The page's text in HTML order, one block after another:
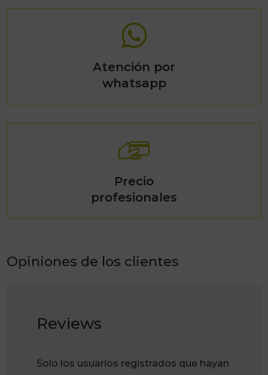
Atención por
whatsapp
Precio
profesionales
Opiniones de los clientes
Reviews
Solo los usuarios registrados que hayan